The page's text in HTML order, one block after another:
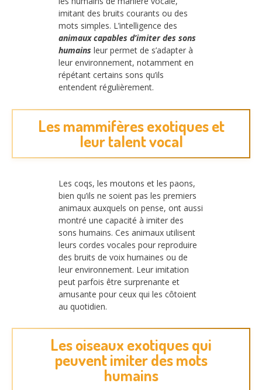
imitant des bruits courants ou des
mots simples. L’intelligence des
animaux capables d’imiter des sons
humains leur permet de s’adapter à
leur environnement, notamment en
répétant certains sons qu’ils
entendent régulièrement.
Les mammifères exotiques et
leur talent vocal
Les coqs, les moutons et les paons,
bien qu’ils ne soient pas les premiers
animaux auxquels on pense, ont aussi
montré une capacité à imiter des
sons humains. Ces animaux utilisent
leurs cordes vocales pour reproduire
des bruits de voix humaines ou de
leur environnement. Leur imitation
peut parfois être surprenante et
amusante pour ceux qui les côtoient
au quotidien.
Les oiseaux exotiques qui
peuvent imiter des mots
humains